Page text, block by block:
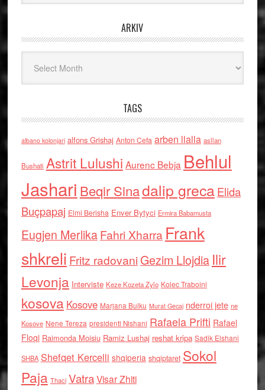
ARKIV
TAGS
albano kolonjari alfons Grishaj Anton Cefa arben llalla asllan
Bushati Astrit Lulushi Aurenc Bebja Behlul
Jashari Beqir Sinadalip grecaElida
Buçpapaj Elmi Berisha Enver Bytyci Ermira Babamusta
Eugjen MerlikaFahri Xharra Frank
shkreli Fritz radovaniGezim Llojdia Ilir
Levonja Interviste Keze Kozeta Zylo Kolec Traboini
kosova Kosove Marjana Bulku Murat Gecaj nderroi jete ne
Kosove Nene Tereza presidenti Nishani Rafaela Prifti Rafael
Floqi Raimonda Moisiu Ramiz Lushaj reshat kripa Sadik Elshani
SHBA Shefqet Kercelli shqiperia shqiptaret Sokol
Paja Thaci VatraVisar Zhiti